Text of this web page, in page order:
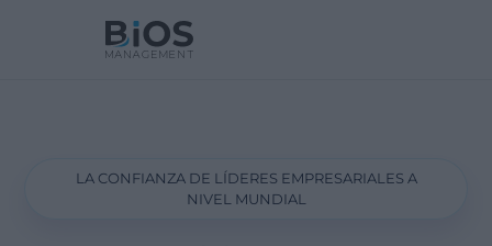
LA CONFIANZA DE LÍDERES EMPRESARIALES A
NIVEL MUNDIAL